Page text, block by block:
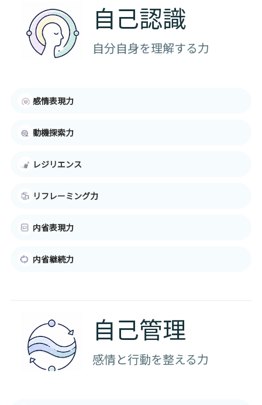
自己認識
自分自身を理解する力
感情表現力
動機探索力
レジリエンス
リフレーミング力
内省表現力
内省継続力
自己管理
感情と行動を整える力